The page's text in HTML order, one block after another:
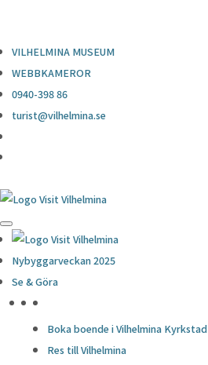
VILHELMINA MUSEUM
WEBBKAMEROR
0940-398 86
turist@vilhelmina.se
Nybyggarveckan 2025
Se & Göra
Boka boende i Vilhelmina Kyrkstad
Res till Vilhelmina